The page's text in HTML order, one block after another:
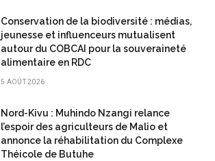
Conservation de la biodiversité : médias,
jeunesse et influenceurs mutualisent
autour du COBCAI pour la souveraineté
alimentaire en RDC
5 AOÛT 2026
Nord-Kivu : Muhindo Nzangi relance
l’espoir des agriculteurs de Malio et
annonce la réhabilitation du Complexe
Théicole de Butuhe